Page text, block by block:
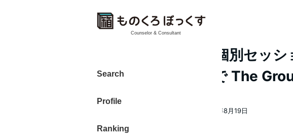
Counselor & Consultant
Search
Profile
Ranking
20180818 午前は個別セッ
Amazonプライムで The
2018年8月19日
者